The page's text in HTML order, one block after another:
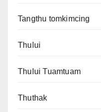
Tangthu tomkimcing
Thului
Thului Tuamtuam
Thuthak